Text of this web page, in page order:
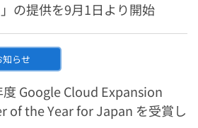
の提供を9月1日より開始
知らせ
度 Google Cloud Expansion
of the Year for Japan を受賞し